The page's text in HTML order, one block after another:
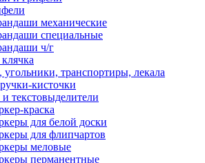
механические
специальные
ч/г
транспортиры, лекала
кисточки
текстовыделители
краска
для белой доски
для флипчартов
меловые
перманентные